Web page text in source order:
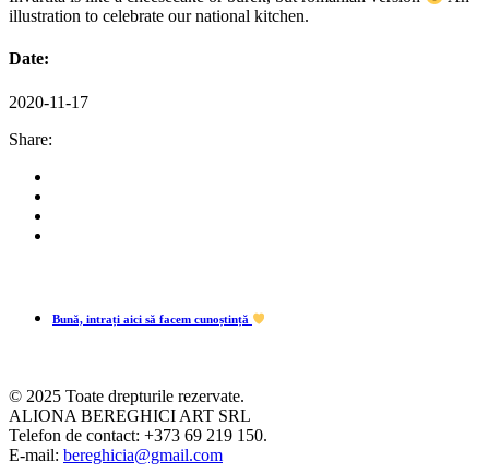
illustration to celebrate our national kitchen.
Date:
2020-11-17
Share:
Bună, intrați aici să facem cunoștință
© 2025 Toate drepturile rezervate.
ALIONA BEREGHICI ART SRL
Telefon de contact: +373 69 219 150.
E-mail: bereghicia@gmail.com